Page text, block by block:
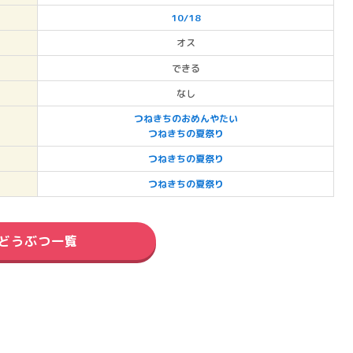
10/18
オス
できる
なし
つねきちのおめんやたい
つねきちの夏祭り
つねきちの夏祭り
つねきちの夏祭り
うぶつ一覧